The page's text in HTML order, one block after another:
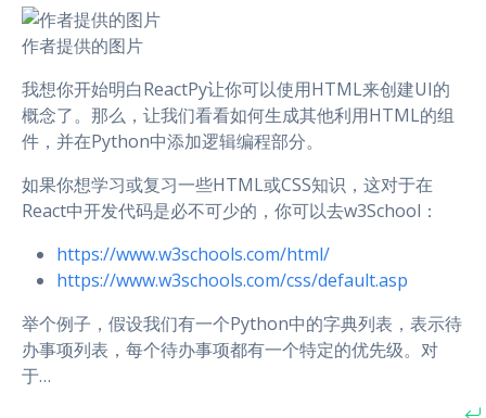
作者提供的图片
我想你开始明白ReactPy让你可以使用HTML来创建UI的
概念了。那么，让我们看看如何生成其他利用HTML的组
件，并在Python中添加逻辑编程部分。
如果你想学习或复习一些HTML或CSS知识，这对于在
React中开发代码是必不可少的，你可以去w3School：
https://www.w3schools.com/html/
https://www.w3schools.com/css/default.asp
举个例子，假设我们有一个Python中的字典列表，表示待
办事项列表，每个待办事项都有一个特定的优先级。对
于…